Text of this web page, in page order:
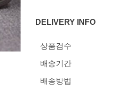
DELIVERY INFO
상품검수
배송기간
배송방법